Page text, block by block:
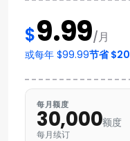
$9.99/月
或每年 $99.99节省 $20
每月额度
30,000额度
每月续订